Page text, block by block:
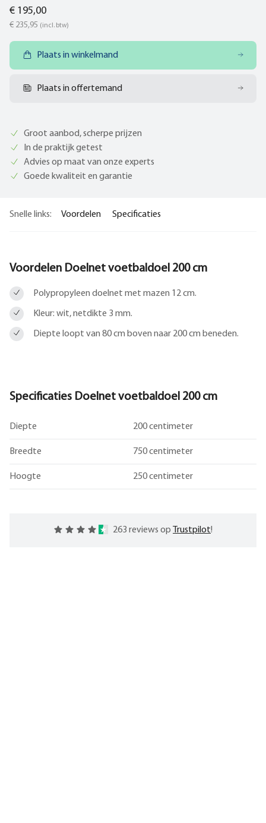
€ 195,00
€ 235,95 (incl. btw)
Plaats in winkelmand
Plaats in offertemand
Groot aanbod, scherpe prijzen
In de praktijk getest
Advies op maat van onze experts
Goede kwaliteit en garantie
Snelle links: Voordelen Specificaties
Voordelen Doelnet voetbaldoel 200 cm
Polypropyleen doelnet met mazen 12 cm.
Kleur: wit, netdikte 3 mm.
Diepte loopt van 80 cm boven naar 200 cm beneden.
Specificaties Doelnet voetbaldoel 200 cm
Diepte 200 centimeter
Breedte 750 centimeter
Hoogte 250 centimeter
263 reviews op Trustpilot!